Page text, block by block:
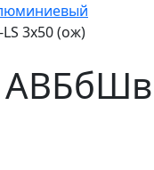
3х50 (ож)